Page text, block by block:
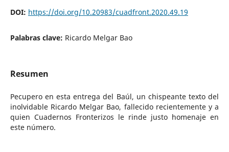
DOI: https://doi.org/10.20983/cuadfront.2020.49.19
Palabras clave: Ricardo Melgar Bao
Resumen
Pecupero en esta entrega del Baúl, un chispeante texto del
inolvidable Ricardo Melgar Bao, fallecido recientemente y a
quien Cuadernos Fronterizos le rinde justo homenaje en
este número.